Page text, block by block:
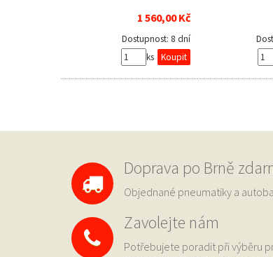
1 560,00 Kč
Dostupnost: 8 dní
ks
Doprava po Brně
Objednané pneumatiky a
Zavolejte nám
Potřebujete poradit při výběru